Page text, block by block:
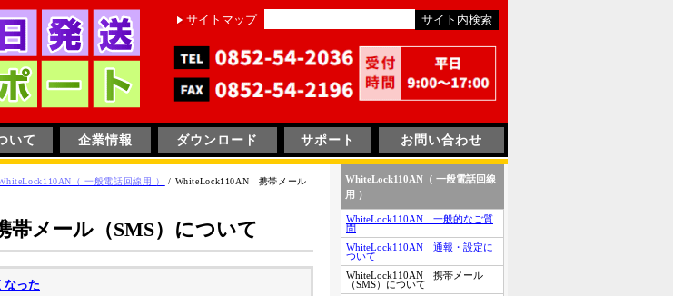
サイトマップ
いて 企業情報 ダウンロード サポート お問い合わせ
（ 一般電話回線用 ） / WhiteLock110AN 携帯メール
メール（SMS）について
なった
WhiteLock110AN（ 一般電話回線
用 ）
WhiteLock110AN 一般的なご質
問
WhiteLock110AN 通報・設定に
ついて
WhiteLock110AN 携帯メール
（SMS）について